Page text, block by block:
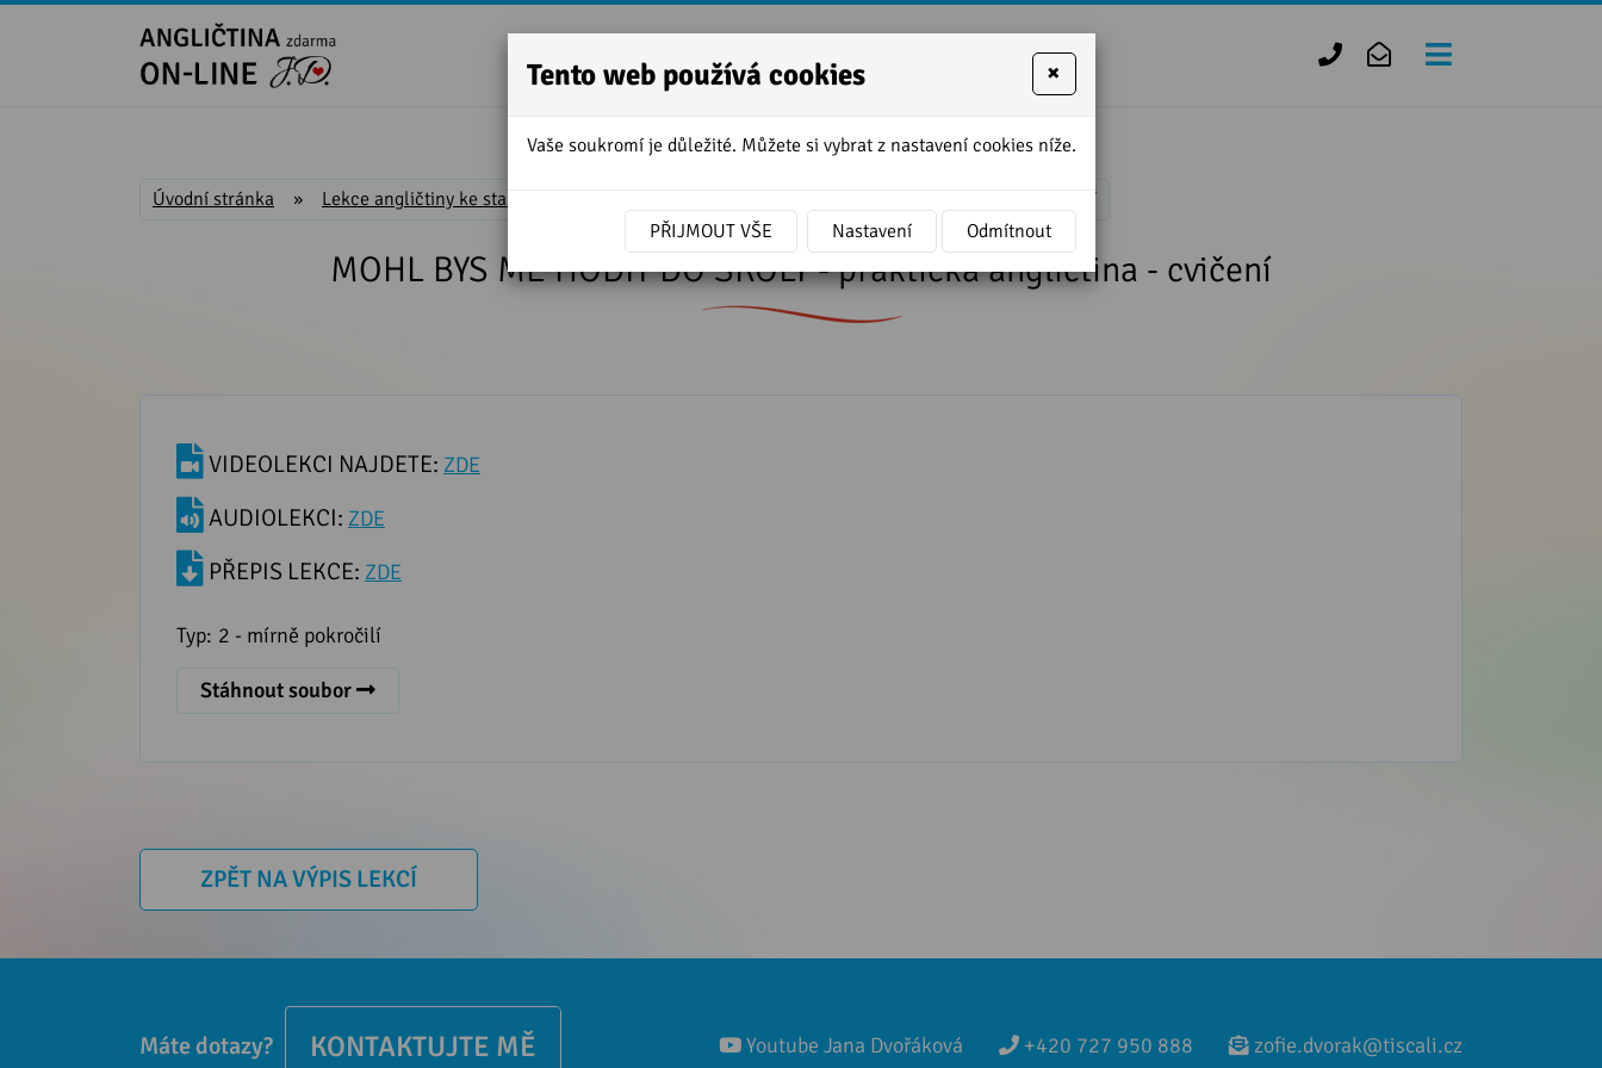
727
Úvodní stránka » Lekce angličtiny ke stažení MOHL BYS MĚ HODIT DO ŠKOLY - praktická angličtina - cvičení
MOHL BYS MĚ HODIT DO ŠKOLY - praktická angličtina - cvičení
VIDEOLEKCI NAJDETE: ZDE
AUDIOLEKCI: ZDE
PŘEPIS LEKCE: ZDE
Typ: 2 - mírně pokročilí
Stáhnout soubor
ZPĚT NA VÝPIS LEKCÍ
Máte dotazy? KONTAKTUJTE MĚ Youtube Jana Dvořáková +420 727 950 888 zofie.dvorak@tiscali.cz
Tento web používá cookies ×
Vaše soukromí je důležité. Můžete si vybrat z nastavení cookies níže.
PŘIJMOUT VŠE Nastavení Odmítnout